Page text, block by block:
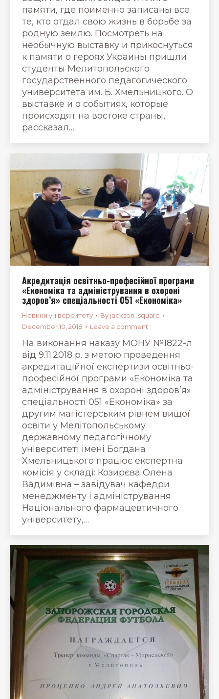
памяти, где поименно записаны все
те, кто отдал свою жизнь в борьбе за
родную землю. Посмотреть на
необычную выставку и прикоснуться
к памяти о героях Украины пришли
студенты Мелитопольского
государственного педагогического
университета им. Б. Хмельницкого. О
выставке и о событиях, которые
происходят на востоке страны,
рассказал…
Акредитація освітньо-професійної програми
«Економіка та адміністрування в охороні
здоров’я» спеціальності 051 «Економіка»
Новини університету By jackson_square
December 10, 2018
Leave a comment
На виконання наказу МОНУ №1822-л
від 9.11.2018 р. з метою проведення
акредитаційної експертизи освітньо-
професійної програми «Економіка та
адміністрування в охороні здоров’я»
спеціальності 051 «Економіка» за
другим магістерським рівнем вищої
освіти у Мелітопольському
державному педагогічному
університеті імені Богдана
Хмельницького працює експертна
комісія у складі: Козирєва Олена
Вадимівна – завідувач кафедри
менеджменту і адміністрування
Національного фармацевтичного
університету,…